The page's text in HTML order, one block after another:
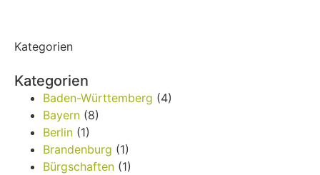
Kategorien
Kategorien
Baden-Württemberg (4)
Bayern (8)
Berlin (1)
Brandenburg (1)
Bürgschaften (1)